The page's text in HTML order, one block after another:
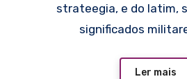
strateegia, e do latim,
significados
Ler mais